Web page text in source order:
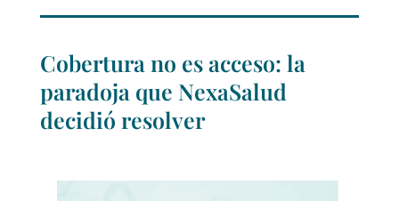
Cobertura no es acceso: la
paradoja que NexaSalud
decidió resolver